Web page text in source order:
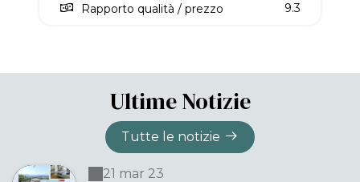
Rapporto qualità / prezzo
9.3
Ultime Notizie
Tutte le notizie
21 mar 23